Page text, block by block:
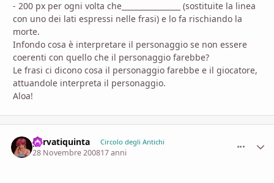
- 200 px per ogni volta che________________ (sostituite la linea
con uno dei lati espressi nelle frasi) e lo fa rischiando la
morte.
Infondo cosa è interpretare il personaggio se non essere
coerenti con quello che il personaggio farebbe?
Le frasi ci dicono cosa il personaggio farebbe e il giocatore,
attuandole interpreta il personaggio.
Aloa!
parvatiquinta Circolo degli Antichi
28 Novembre 200817 anni